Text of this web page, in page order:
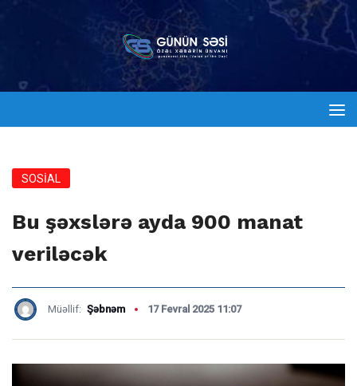
SOSİAL
Bu şəxslərə ayda 900 manat
veriləcək
Müəllif: Şəbnəm 17 Fevral 2025 11:07